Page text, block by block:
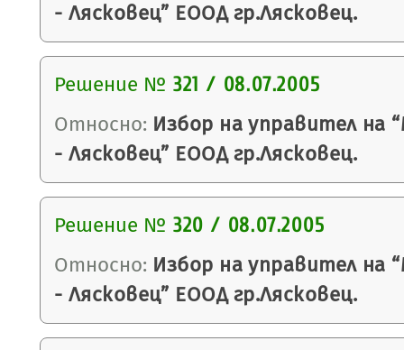
- Лясковец” ЕООД гр.Лясковец.
Решение № 321 / 08.07.2005
Относно: Избор на управител на
- Лясковец” ЕООД гр.Лясковец.
Решение № 320 / 08.07.2005
Относно: Избор на управител на
- Лясковец” ЕООД гр.Лясковец.